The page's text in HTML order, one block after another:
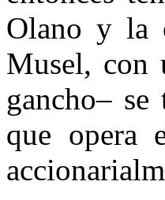
Olano y la
Musel, con
gancho–
que opera